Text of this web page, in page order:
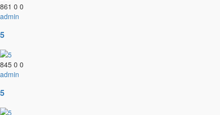
861 0 0
admin
5
845 0 0
admin
5